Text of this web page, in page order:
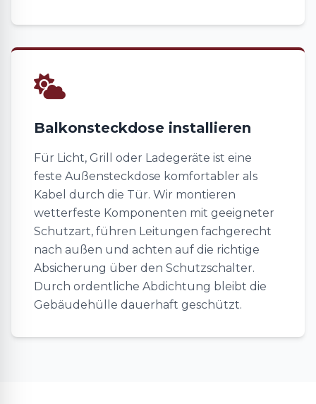
Balkonsteckdose installieren
Für Licht, Grill oder Ladegeräte ist eine
feste Außensteckdose komfortabler als
Kabel durch die Tür. Wir montieren
wetterfeste Komponenten mit geeigneter
Schutzart, führen Leitungen fachgerecht
nach außen und achten auf die richtige
Absicherung über den Schutzschalter.
Durch ordentliche Abdichtung bleibt die
Gebäudehülle dauerhaft geschützt.